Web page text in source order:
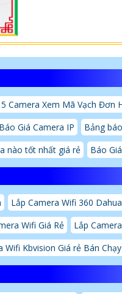
Camera Xem Mã Vạch Đơn
Báo Giá Camera IP
Bảng
nào tốt nhất giá rẻ Báo
Lắp Camera Wifi 360
Wifi Giá Rẻ
Lắp
Wifi Kbvision Giá rẻ Bán Chạy